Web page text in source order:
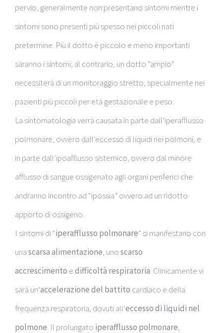
pervio, generalmente non presentano sintomi mentre i
sintomi sono presenti più spesso nei piccoli nati
pretermine. Più il dotto è piccolo e meno importanti
saranno i sintomi; al contrario, un dotto “ampio”
necessiterà di un monitoraggio stretto, specialmente nei
pazienti più piccoli per età gestazionale e peso.
La sintomatologia verrà causata in parte dall’iperafflusso
polmonare, ovvero dall’eccesso di liquidi nei polmoni, e
in parte dall’ipoafflusso sistemico, ovvero dal minore
afflusso di sangue ossigenato agli organi periferici che
andranno incontro ad “ipossia” ovvero ad un ridotto
apporto di ossigeno.
I sintomi di “iperafflusso polmonare” si manifestano con
unascarsa alimentazione, unoscarso
accrescimento edifficoltà respiratoria. Clinicamente vi
sarà un’accelerazione del battito cardiaco e della
frequenza respiratoria, dovuti all’eccesso di liquidi nel
polmone. Il prolungato iperafflusso polmonare,